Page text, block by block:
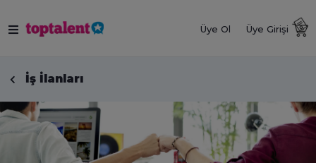
Üye Ol Üye Girişi
İş İlanları